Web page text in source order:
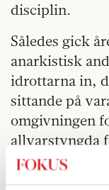
disciplin.
Således gick
anarkistisk
idrottarna in,
sittande på
omgivningen
allvarstyngda
karnevalisk.
fladdrade hit